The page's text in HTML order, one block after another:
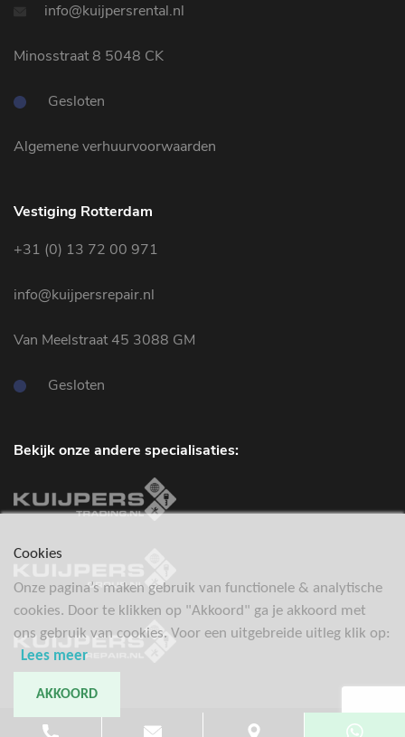
info@kuijpersrental.nl
Minosstraat 8 5048 CK
Gesloten
Algemene verhuurvoorwaarden
Vestiging Rotterdam
+31 (0) 13 72 00 971
info@kuijpersrepair.nl
Van Meelstraat 45 3088 GM
Gesloten
Bekijk onze andere specialisaties:
Cookies
Onze pagina’s maken gebruik van functionele & analytische
cookies. Door te klikken op "Akkoord" ga je akkoord met
ons gebruik van cookies. Voor een uitgebreide uitleg klik op:
Lees meer
AKKOORD